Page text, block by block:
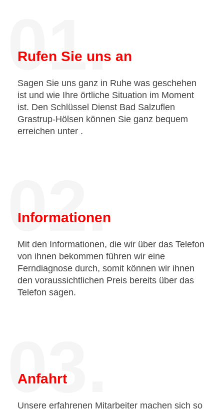
01.
Rufen Sie uns an
Sagen Sie uns ganz in Ruhe was geschehen
ist und wie Ihre örtliche Situation im Moment
ist. Den Schlüssel Dienst Bad Salzuflen
Grastrup-Hölsen können Sie ganz bequem
erreichen unter .
02.
Informationen
Mit den Informationen, die wir über das Telefon
von ihnen bekommen führen wir eine
Ferndiagnose durch, somit können wir ihnen
den voraussichtlichen Preis bereits über das
Telefon sagen.
03.
Anfahrt
Unsere erfahrenen Mitarbeiter machen sich so